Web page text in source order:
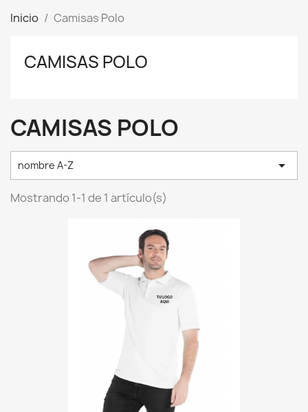
Inicio Camisas Polo
CAMISAS POLO
CAMISAS POLO
nombre A-Z 
Mostrando 1-1 de 1 artículo(s)